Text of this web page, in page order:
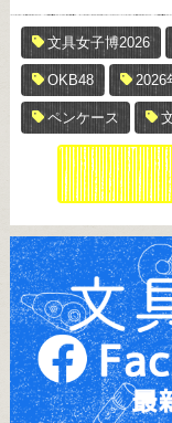
文具女子博2026
OKB48 2026
ペンケース